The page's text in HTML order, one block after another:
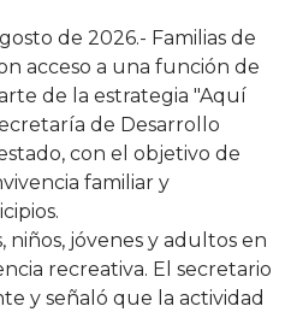
de 2026.- Familias de
acceso a una función de
de la estrategia "Aquí
de Desarrollo
con el objetivo de
familiar y
niños, jóvenes y adultos en
recreativa. El secretario
y señaló que la actividad